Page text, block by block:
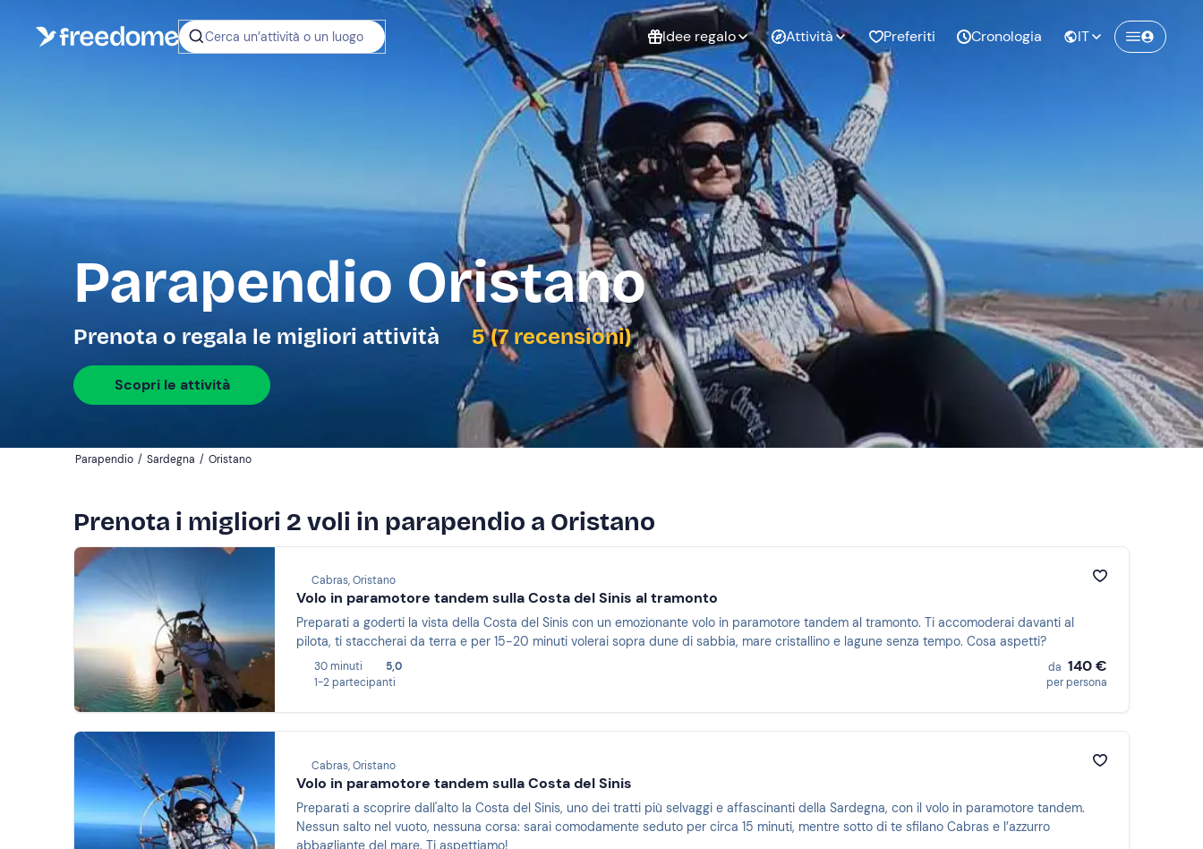
Cerca un’attività o un luogo Idee regalo
Non sai cosa
regalare?
Gift Card Freedome
Un regalo digitale che
lascia la libertà di
scegliere esperienze
outdoor in tutta Italia.
Regala una Gift Card
Esperienze da
regalare
Esperienze di
coppia
Compleanno
Laurea
Addio al
celibato
Addio al
nubilato
Attività Preferiti Cronologia IT
Parapendio Oristano
Prenota o regala le migliori attività 5 (7 recensioni)
Scopri le attività
Parapendio / Sardegna / Oristano
Prenota i migliori 2 voli in parapendio a Oristano
Cabras, Oristano
Volo in paramotore tandem sulla Costa del Sinis al tramonto
Preparati a goderti la vista della Costa del Sinis con un emozionante volo in paramotore tandem al tramonto. Ti accomoderai davanti al
pilota, ti staccherai da terra e per 15-20 minuti volerai sopra dune di sabbia, mare cristallino e lagune senza tempo. Cosa aspetti?
30 minuti
5,0
1-2 partecipanti
da 140 €
per persona
Cabras, Oristano
Volo in paramotore tandem sulla Costa del Sinis
Preparati a scoprire dall'alto la Costa del Sinis, uno dei tratti più selvaggi e affascinanti della Sardegna, con il volo in paramotore tandem.
Nessun salto nel vuoto, nessuna corsa: sarai comodamente seduto per circa 15 minuti, mentre sotto di te sfilano Cabras e l’azzurro
abbagliante del mare. Ti aspettiamo!
Continua con l'email